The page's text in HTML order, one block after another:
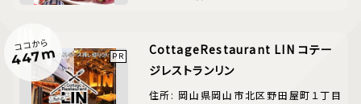
ココから
447m
CottageRestaurant LIN コテー
ジレストランリン
住所: 岡山県岡山市北区野田屋町１丁目